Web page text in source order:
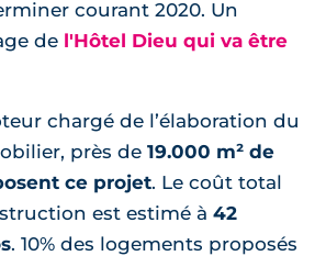
courant 2020. Un
de l'Hôtel Dieu qui va être
chargé de l’élaboration du
près de 19.000 m² de
ce projet. Le coût total
est estimé à 42
. 10% des logements proposés